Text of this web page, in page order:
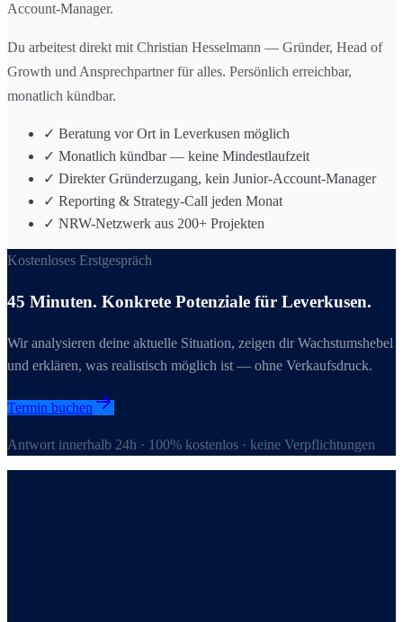
Account-Manager.
Du arbeitest direkt mit Christian Hesselmann — Gründer, Head of
Growth und Ansprechpartner für alles. Persönlich erreichbar,
monatlich kündbar.
✓ Beratung vor Ort in Leverkusen möglich
✓ Monatlich kündbar — keine Mindestlaufzeit
✓ Direkter Gründerzugang, kein Junior-Account-Manager
✓ Reporting & Strategy-Call jeden Monat
✓ NRW-Netzwerk aus 200+ Projekten
Kostenloses Erstgespräch
45 Minuten. Konkrete Potenziale für Leverkusen.
Wir analysieren deine aktuelle Situation, zeigen dir Wachstumshebel
und erklären, was realistisch möglich ist — ohne Verkaufsdruck.
Termin buchen
Antwort innerhalb 24h · 100% kostenlos · keine Verpflichtungen